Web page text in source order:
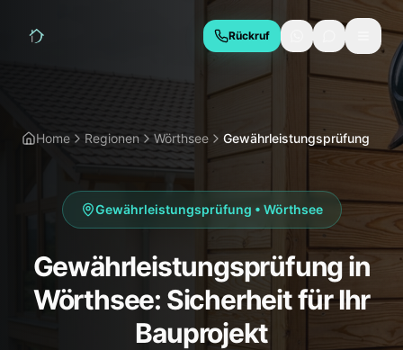
Rückruf
Hauskaufberatung
Bauabnahme
Schimmelgutachten
Energieberatung
REGIONEN
Geretsried
Home Regionen Wörthsee Gewährleistungsprüfung
Gewährleistungsprüfung • Wörthsee
Gewährleistungsprüfung in
Wörthsee: Sicherheit für Ihr
Bauprojekt